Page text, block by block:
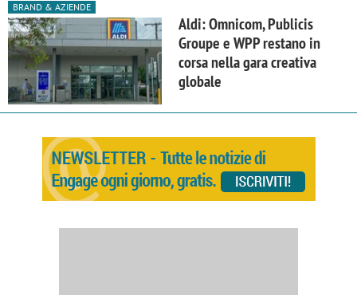
BRAND & AZIENDE
Aldi: Omnicom, Publicis
Groupe e WPP restano in
corsa nella gara creativa
globale